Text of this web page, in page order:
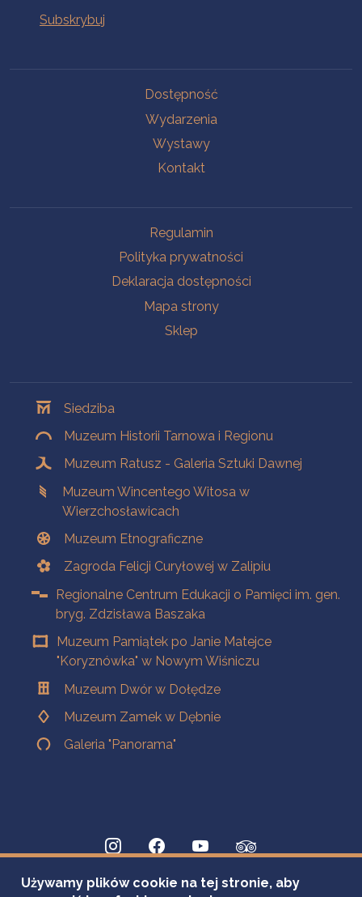
Dostępność
Wydarzenia
Wystawy
Kontakt
Regulamin
Polityka prywatności
Deklaracja dostępności
Mapa strony
Sklep
Siedziba
Muzeum Historii Tarnowa i Regionu
Muzeum Ratusz - Galeria Sztuki Dawnej
Muzeum Wincentego Witosa w
Wierzchosławicach
Muzeum Etnograficzne
Zagroda Felicji Curyłowej w Zalipiu
Regionalne Centrum Edukacji o Pamięci im. gen.
bryg. Zdzisława Baszaka
Muzeum Pamiątek po Janie Matejce
"Koryznówka" w Nowym Wiśniczu
Muzeum Dwór w Dołędze
Muzeum Zamek w Dębnie
Galeria "Panorama"
Używamy plików cookie na tej stronie, aby